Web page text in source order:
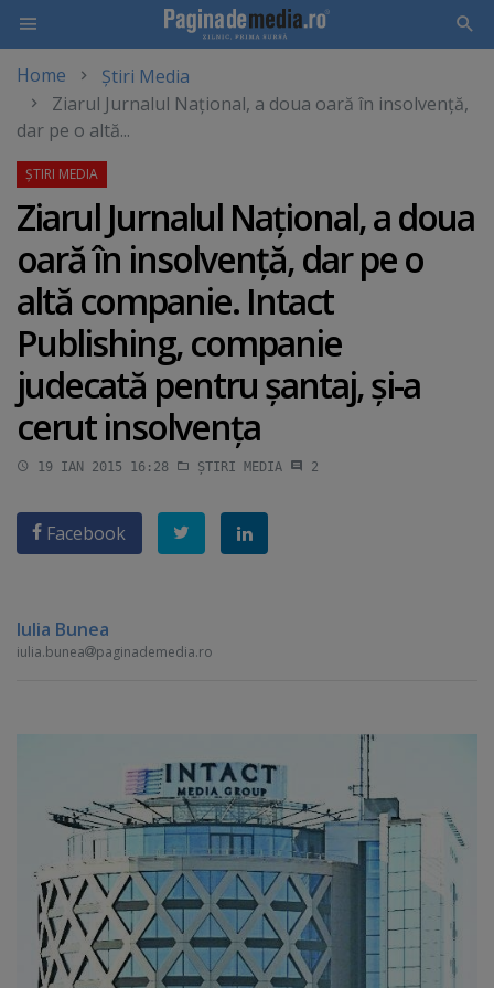
main
content
Home
Știri Media
Ziarul Jurnalul Naţional, a doua oară în insolvenţă,
dar pe o altă...
Ziarul Jurnalul Naţional, a doua
oară în insolvenţă, dar pe o
altă companie. Intact
Publishing, companie
judecată pentru şantaj, şi-a
cerut insolvenţa
19 IAN 2015 16:28 ȘTIRI MEDIA 2
Facebook
Iulia Bunea
iulia.bunea paginademedia.ro